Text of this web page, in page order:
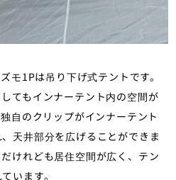
モ1Pは吊り下げ式テントです。
てもインナーテント内の空間が
自のクリップがインナーテント
天井部分を広げることができま
けれども居住空間が広く、テン
います。